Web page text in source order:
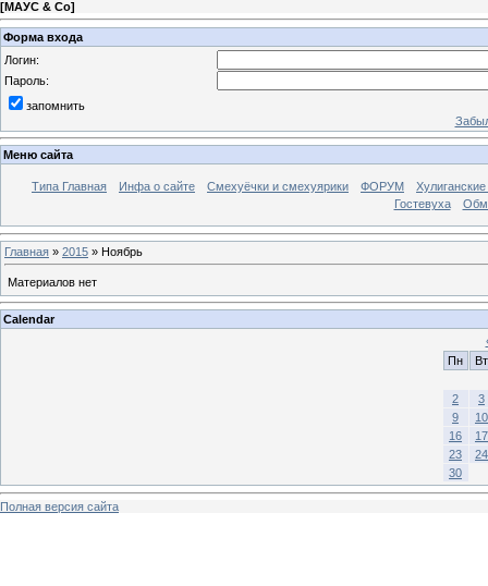
[МАУС & Со]
Форма входа
Логин:
Пароль:
запомнить
Меню сайта
Типа Главная Инфа о сайте Смехуёчки и смехуярики ФОРУМ
Гостевуха
Главная » 2015 » Ноябрь
Материалов нет
Calendar
Пн
Вт
2
3
9
10
16
17
23
24
30
Полная версия сайта